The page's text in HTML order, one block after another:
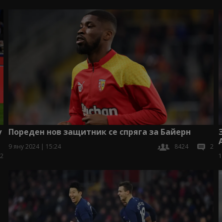
2
Пореден нов защитник се спряга за Байерн
9 яну 2024 | 15:24 8424 2